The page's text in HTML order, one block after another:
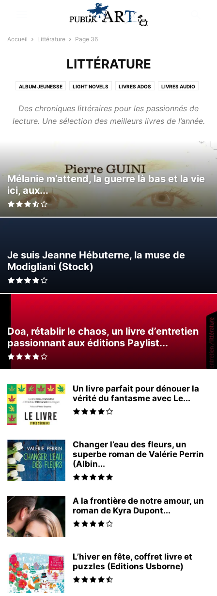
Accueil Littérature Page 36
LITTÉRATURE
ALBUM JEUNESSE LIGHT NOVELS LIVRES ADOS LIVRES AUDIO
Des chroniques littéraires pour les passionnés de
lecture. Une sélection des meilleurs livres de l’année.
Mélanie m’attend, la guerre là bas et la vie
ici, aux...
Je suis Jeanne Hébuterne, la muse de
Modigliani (Stock)
Doa, rétablir le chaos, un livre d’entretien
passionnant aux éditions Paylist...
Un livre parfait pour dénouer la
vérité du fantasme avec Le...
Changer l’eau des fleurs, un
superbe roman de Valérie Perrin
(Albin...
A la frontière de notre amour, un
roman de Kyra Dupont...
L’hiver en fête, coffret livre et
puzzles (Editions Usborne)